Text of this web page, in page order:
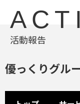
活動報告
優っくりグル